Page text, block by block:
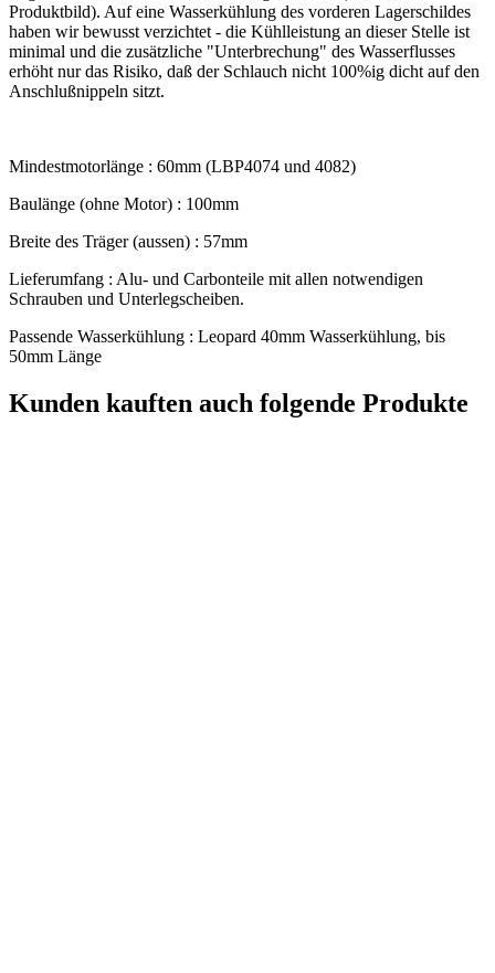
Produktbild). Auf eine Wasserkühlung des vorderen Lagerschildes
haben wir bewusst verzichtet - die Kühlleistung an dieser Stelle ist
minimal und die zusätzliche "Unterbrechung" des Wasserflusses
erhöht nur das Risiko, daß der Schlauch nicht 100%ig dicht auf den
Anschlußnippeln sitzt.
Mindestmotorlänge : 60mm (LBP4074 und 4082)
Baulänge (ohne Motor) : 100mm
Breite des Träger (aussen) : 57mm
Lieferumfang : Alu- und Carbonteile mit allen notwendigen
Schrauben und Unterlegscheiben.
Passende Wasserkühlung : Leopard 40mm Wasserkühlung, bis
50mm Länge
Kunden kauften auch folgende Produkte